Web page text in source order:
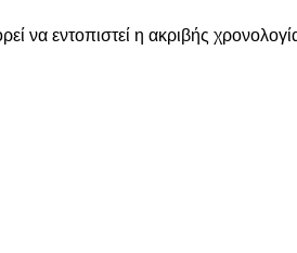
να εντοπιστεί η ακριβής